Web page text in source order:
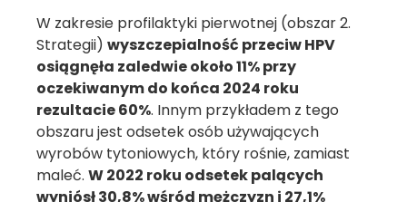
W zakresie profilaktyki pierwotnej (obszar 2.
Strategii) wyszczepialność przeciw HPV
osiągnęła zaledwie około 11% przy
oczekiwanym do końca 2024 roku
rezultacie 60%. Innym przykładem z tego
obszaru jest odsetek osób używających
wyrobów tytoniowych, który rośnie, zamiast
maleć. W 2022 roku odsetek palących
wyniósł 30,8% wśród mężczyzn i 27,1%